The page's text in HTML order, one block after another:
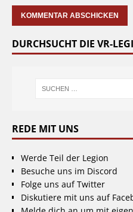
DURCHSUCHT DIE VR-
REDE MIT UNS
Werde Teil der Legion
Besuche uns im Discord
Folge uns auf Twitter
Diskutiere mit uns auf